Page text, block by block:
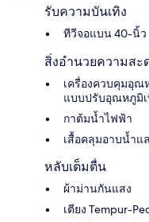
รับความบันเทิง
ทีวีจอแบน 40-นิ้ว
สิ่งอำนวยความสะ
เครื่องควบคุมอุณ
แบบปรับอุณหภูมิ
กาต้มน้ำไฟฟ้า
เสื้อคลุมอาบน้ำแ
หลับเต็มตื่น
ผ้าม่านกันแสง
เตียง Tempur-